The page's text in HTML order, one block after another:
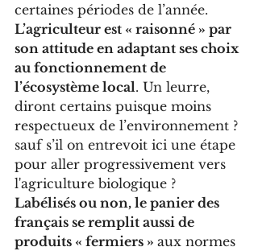
certaines périodes de l’année.
L’agriculteur est « raisonné » par
son attitude en adaptant ses choix
au fonctionnement de
l’écosystème local. Un leurre,
diront certains puisque moins
respectueux de l’environnement ?
sauf s’il on entrevoit ici une étape
pour aller progressivement vers
l'agriculture biologique ?
Labélisés ou non, le panier des
français se remplit aussi de
produits « fermiers » aux normes